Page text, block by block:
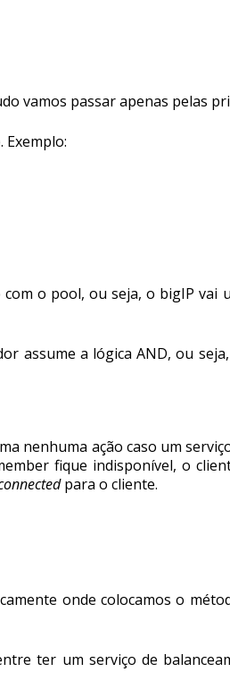
vamos passar apenas pelas
Exemplo:
o pool, ou seja, o bigIP vai
assume a lógica AND, ou seja,
nenhuma ação caso um
fique indisponível, o
para o cliente.
onde colocamos o
ter um serviço de